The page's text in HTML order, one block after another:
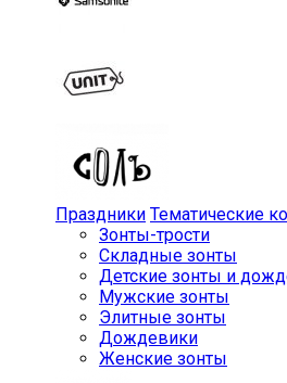
Праздники Тематические
Зонты-трости
Складные зонты
Детские зонты и
Мужские зонты
Элитные зонты
Дождевики
Женские зонты